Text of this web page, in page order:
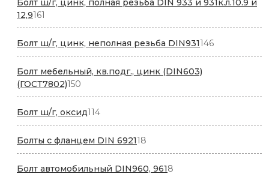
Болт ш/г, цинк, полная резьба DIN 933 и 931к.л.10.9 и
12,9161
товар
Болт ш/г, цинк, неполная резьба DIN931146146
товаров
Болт мебельный, кв.подг., цинк (DIN603)
(ГОСТ7802)150
товаров
Болт ш/г, оксид114114
товаров
Болты с фланцем DIN 692118
товаров
Болт автомобильный DIN960, 9618